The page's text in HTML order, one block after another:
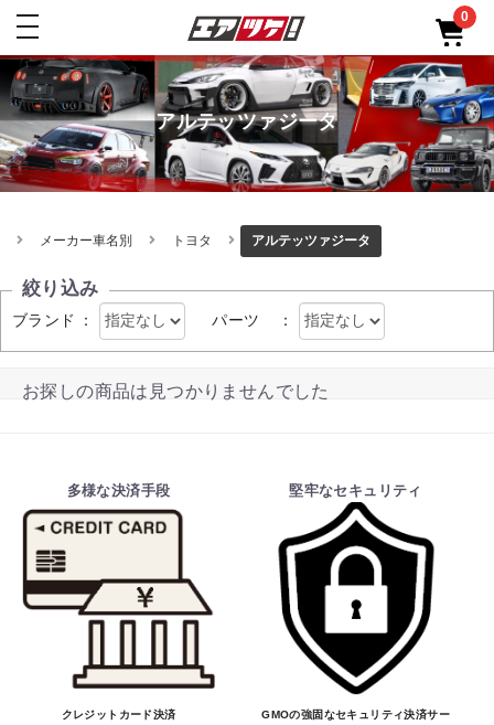
toggle
0
アルテッツァジータ
メーカー車名別 トヨタ アルテッツァジータ
絞り込み
ブランド ： パーツ ：
お探しの商品は見つかりませんでした
多様な決済手段
クレジットカード決済
堅牢なセキュリティ
GMOの強固なセキュリティ決済サー